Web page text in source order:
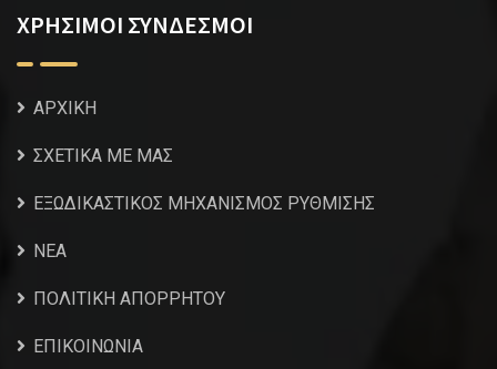
ΧΡΗΣΙΜΟΙ ΣΥΝΔΕΣΜΟΙ
ΑΡΧΙΚΗ
ΣΧΕΤΙΚΑ ΜΕ ΜΑΣ
ΕΞΩΔΙΚΑΣΤΙΚΟΣ ΜΗΧΑΝΙΣΜΟΣ ΡΥΘΜΙΣΗΣ
NEA
ΠΟΛΙΤΙΚΗ ΑΠΟΡΡΗΤΟΥ
ΕΠΙΚΟΙΝΩΝΙΑ